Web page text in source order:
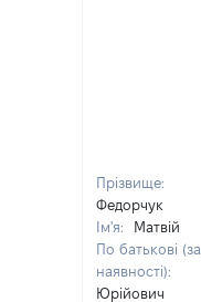
Прізвище:
Федорчук
Ім'я:
Матвій
По батькові (за
наявності):
Юрійович